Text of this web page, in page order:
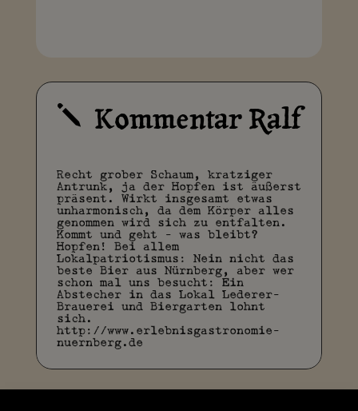
j Kommentar Ralf
Recht grober Schaum, kratziger
Antrunk, ja der Hopfen ist äußerst
präsent. Wirkt insgesamt etwas
unharmonisch, da dem Körper alles
genommen wird sich zu entfalten.
Kommt und geht - was bleibt?
Hopfen! Bei allem
Lokalpatriotismus: Nein nicht das
beste Bier aus Nürnberg, aber wer
schon mal uns besucht: Ein
Abstecher in das Lokal Lederer-
Brauerei und Biergarten lohnt
sich.
http://www.erlebnisgastronomie-
nuernberg.de